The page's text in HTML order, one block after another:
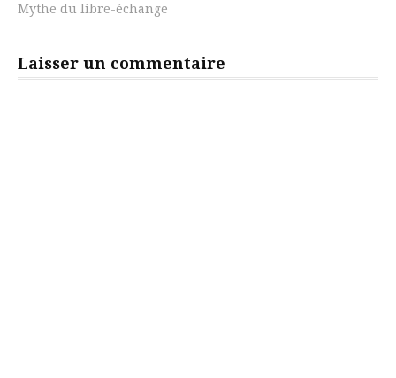
Mythe du libre-échange
Laisser un commentaire